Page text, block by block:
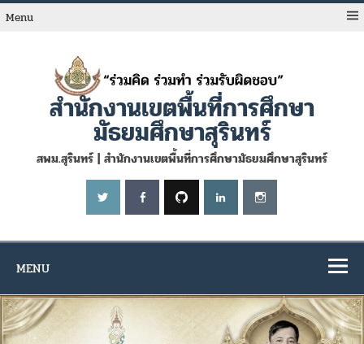
Skip
toMenu
สำนักงานเขตพื้นที่การศึกษา
มัธยมศึกษาสุรินทร์
สพม.สุรินทร์ | สำนักงานเขตพื้นที่การศึกษามัธยมศึกษาสุรินทร์
MENU